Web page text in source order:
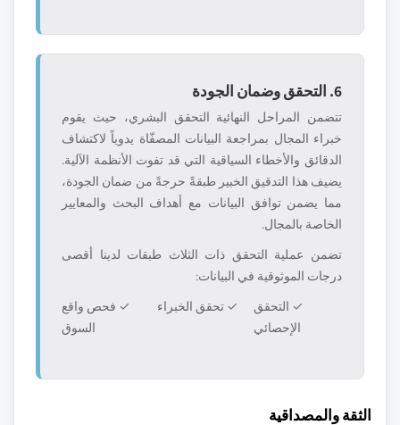
6. التحقق وضمان الجودة
تتضمن المراحل النهائية التحقق البشري، حيث يقوم
خبراء المجال بمراجعة البيانات المصفّاة يدوياً لاكتشاف
الدقائق والأخطاء السياقية التي قد تفوت الأنظمة الآلية.
يضيف هذا التدقيق الخبير طبقةً حرجةً من ضمان الجودة،
مما يضمن توافق البيانات مع أهداف البحث والمعايير
الخاصة بالمجال.
تضمن عملية التحقق ذات الثلاث طبقات لدينا أقصى
درجات الموثوقية في البيانات:
✓ التحقق
الإحصائي
✓ تحقق الخبراء
✓ فحص واقع
السوق
الثقة والمصداقية